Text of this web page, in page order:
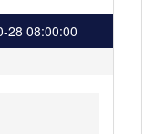
28 08:00:00